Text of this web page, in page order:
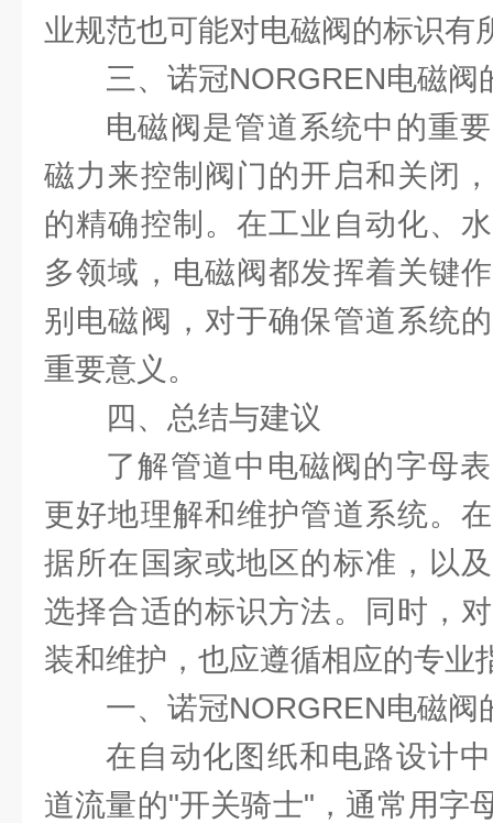
业规范也可能对电磁阀的标识有
三、诺冠NORGREN电磁阀
电磁阀是管道系统中的重
磁力来控制阀门的开启和关闭
的精确控制。在工业自动化、
多领域，电磁阀都发挥着关键
别电磁阀，对于确保管道系统
重要意义。
四、总结与建议
了解管道中电磁阀的字母
更好地理解和维护管道系统。
据所在国家或地区的标准，以
选择合适的标识方法。同时，
装和维护，也应遵循相应的专业
一、诺冠NORGREN电磁阀
在自动化图纸和电路设计
道流量的"开关骑士"，通常用字